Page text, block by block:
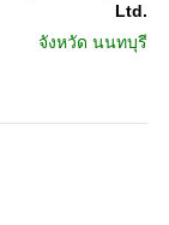
Ltd.
จังหวัด นนทบุรี